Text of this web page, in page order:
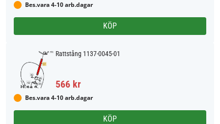
Bes.vara 4-10 arb.dagar
KÖP
Rattstång 1137-0045-01
566 kr
Bes.vara 4-10 arb.dagar
KÖP